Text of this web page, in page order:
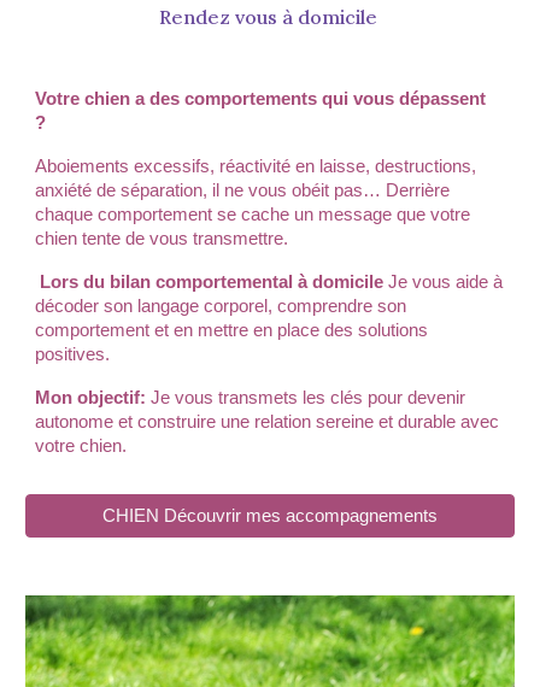
Rendez vous à domicile
Votre chien a des comportements qui vous dépassent
?
Aboiements excessifs, réactivité en laisse, destructions,
anxiété de séparation, il ne vous obéit pas… Derrière
chaque comportement se cache un message que votre
chien tente de vous transmettre.
Lors du bilan comportemental à domicile Je vous aide à
décoder son langage corporel, comprendre son
comportement eten mettre en place des solutions
positives.
Mon objectif: Je vous transmets les clés pour devenir
autonome et construire une relation sereine et durable avec
votre chien.
CHIEN Découvrir mes accompagnements